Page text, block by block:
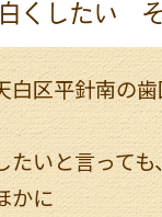
くしたい
白区平針南の
たいと言って
かに